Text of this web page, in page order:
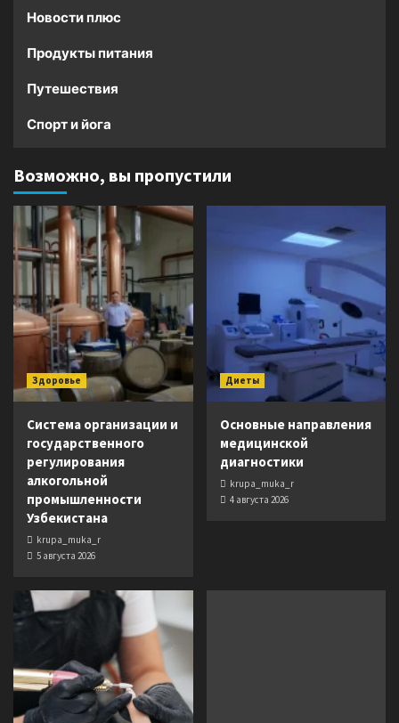
Новости плюс
Продукты питания
Путешествия
Спорт и йога
Возможно, вы пропустили
Здоровье
Система организации и
государственного
регулирования
алкогольной
промышленности
Узбекистана
krupa_muka_r
5 августа 2026
Диеты
Основные направления
медицинской
диагностики
krupa_muka_r
4 августа 2026